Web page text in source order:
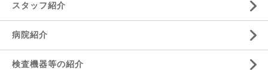
スタッフ紹介
病院紹介
検査機器等の紹介